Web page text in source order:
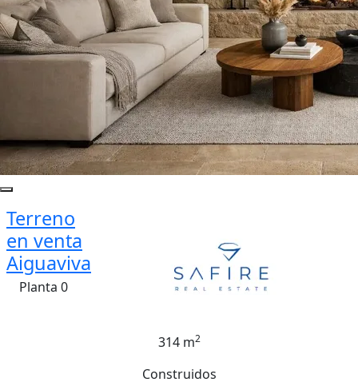
Terreno
en venta
Aiguaviva
Planta 0
314 m2
Construidos